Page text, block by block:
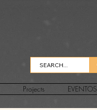
Projects EVENTOS